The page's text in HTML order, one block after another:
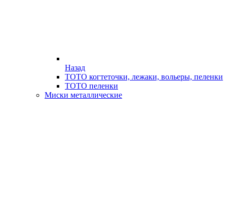
Назад
ТОТО когтеточки, лежаки, вольеры, пеленки
ТОТО пеленки
Миски металлические